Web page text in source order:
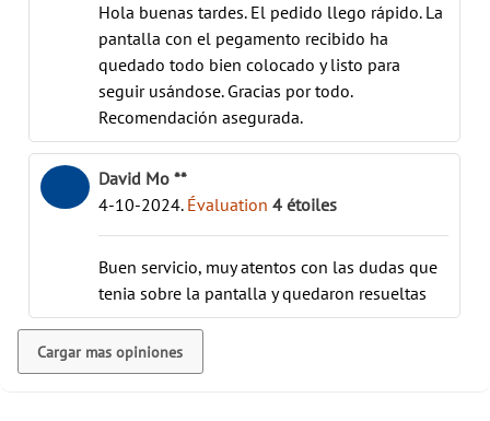
Hola buenas tardes. El pedido llego rápido. La
pantalla con el pegamento recibido ha
quedado todo bien colocado y listo para
seguir usándose. Gracias por todo.
Recomendación asegurada.
David Mo **
4-10-2024. Évaluation 4 étoiles
Buen servicio, muy atentos con las dudas que
tenia sobre la pantalla y quedaron resueltas
Cargar mas opiniones